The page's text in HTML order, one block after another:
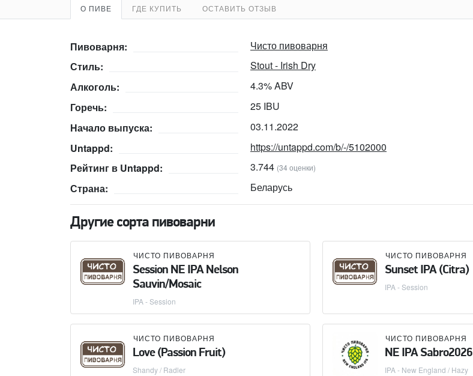
О ПИВЕ ГДЕ КУПИТЬ ОСТАВИТЬ ОТЗЫВ
Пивоварня:
Чисто пивоварня
Стиль:
Stout - Irish Dry
Алкоголь:
4.3% ABV
Горечь:
25 IBU
Начало выпуска:
03.11.2022
Untappd:
https://untappd.com/b/-/5102000
Рейтинг в Untappd:
3.744 (34 оценки)
Страна: Беларусь
Другие сорта пивоварни
ЧИСТО ПИВОВАРНЯ
Session NE IPA Nelson
Sauvin/Mosaic
IPA - Session
ЧИСТО ПИВОВАРНЯ
Sunset IPA (Citra)
IPA - Session
ЧИСТО ПИВОВАРНЯ
Love (Passion Fruit)
Shandy / Radler
ЧИСТО ПИВОВАРНЯ
NE IPA Sabro2026
IPA - New England / Hazy